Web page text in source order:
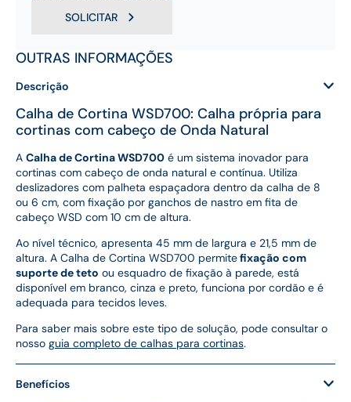
SOLICITAR
OUTRAS INFORMAÇÕES
Descrição
Calha de Cortina WSD700: Calha própria para
cortinas com cabeço de Onda Natural
A Calha de Cortina WSD700 é um sistema inovador para
cortinas com cabeço de onda natural e contínua. Utiliza
deslizadores com palheta espaçadora dentro da calha de 8
ou 6 cm, com fixação por ganchos de nastro em fita de
cabeço WSD com 10 cm de altura.
Ao nível técnico, apresenta 45 mm de largura e 21,5 mm de
altura. A Calha de Cortina WSD700 permitefixação com
suporte de teto ou esquadro de fixação à parede, está
disponível em branco, cinza e preto, funciona por cordão e é
adequada para tecidos leves.
Para saber mais sobre este tipo de solução, pode consultar o
nosso guia completo de calhas para cortinas.
Benefícios